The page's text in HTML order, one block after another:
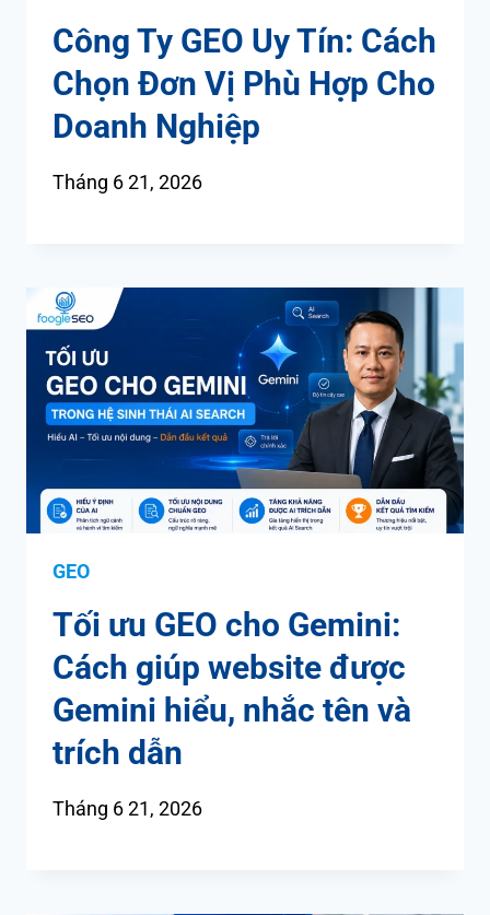
Công Ty GEO Uy Tín: Cách
Chọn Đơn Vị Phù Hợp Cho
Doanh Nghiệp
Tháng 6 21, 2026
GEO
Tối ưu GEO cho Gemini:
Cách giúp website được
Gemini hiểu, nhắc tên và
trích dẫn
Tháng 6 21, 2026